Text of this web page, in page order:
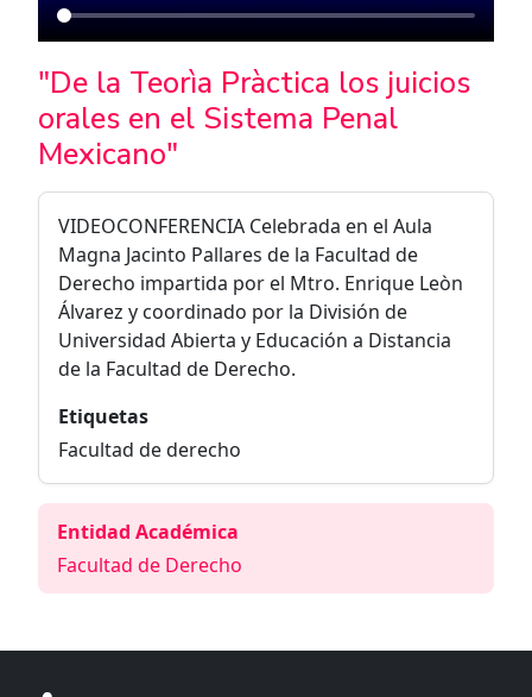
"De la Teorìa Pràctica los juicios
orales en el Sistema Penal
Mexicano"
VIDEOCONFERENCIA Celebrada en el Aula
Magna Jacinto Pallares de la Facultad de
Derecho impartida por el Mtro. Enrique Leòn
Álvarez y coordinado por la División de
Universidad Abierta y Educación a Distancia
de la Facultad de Derecho.
Etiquetas
Facultad de derecho
Entidad Académica
Facultad de Derecho